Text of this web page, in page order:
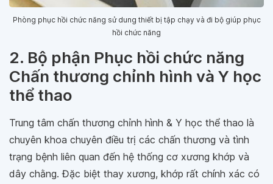
Phòng phục hồi chức năng sử dung thiết bị tập chạy và đi bộ giúp phục
hồi chức năng
2. Bộ phận Phục hồi chức năng
Chấn thương chỉnh hình và Y học
thể thao
Trung tâm chấn thương chỉnh hình & Y học thể thao là
chuyên khoa chuyên điều trị các chấn thương và tình
trạng bệnh liên quan đến hệ thống cơ xương khớp và
dây chằng. Đặc biệt thay xương, khớp rất chính xác có